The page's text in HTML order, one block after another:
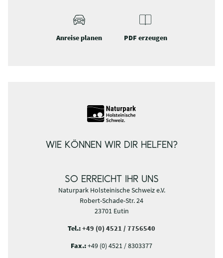
Anreise planen PDF erzeugen
WIE KÖNNEN WIR DIR HELFEN?
SO ERREICHT IHR UNS
Naturpark Holsteinische Schweiz e.V.
Robert-Schade-Str. 24
23701 Eutin
Tel.:+49 (0) 4521 / 7756540
Fax.:+49 (0) 4521 / 8303377